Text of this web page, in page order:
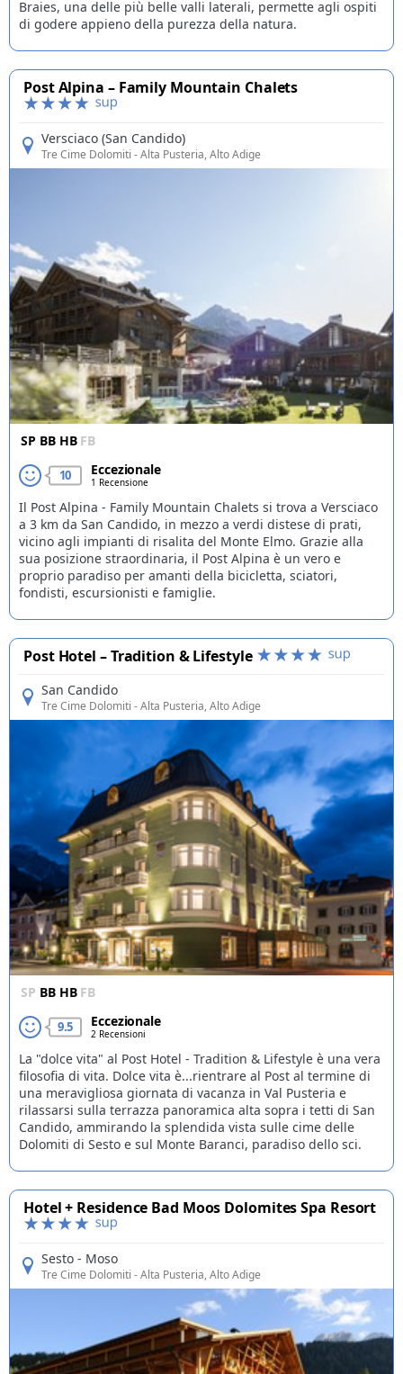
Braies, una delle più belle valli laterali, permette agli ospiti
di godere appieno della purezza della natura.
Post Alpina – Family Mountain Chalets
Versciaco (San Candido)
Tre Cime Dolomiti - Alta Pusteria, Alto Adige
SP BB HB FB
10 Eccezionale
1 Recensione
Il Post Alpina - Family Mountain Chalets si trova a Versciaco
a 3 km da San Candido, in mezzo a verdi distese di prati,
vicino agli impianti di risalita del Monte Elmo. Grazie alla
sua posizione straordinaria, il Post Alpina è un vero e
proprio paradiso per amanti della bicicletta, sciatori,
fondisti, escursionisti e famiglie.
Post Hotel – Tradition & Lifestyle
San Candido
Tre Cime Dolomiti - Alta Pusteria, Alto Adige
SP BB HB FB
9.5 Eccezionale
2 Recensioni
La "dolce vita" al Post Hotel - Tradition & Lifestyle è una vera
filosofia di vita. Dolce vita è...rientrare al Post al termine di
una meravigliosa giornata di vacanza in Val Pusteria e
rilassarsi sulla terrazza panoramica alta sopra i tetti di San
Candido, ammirando la splendida vista sulle cime delle
Dolomiti di Sesto e sul Monte Baranci, paradiso dello sci.
Hotel + Residence Bad Moos Dolomites Spa Resort
Sesto - Moso
Tre Cime Dolomiti - Alta Pusteria, Alto Adige